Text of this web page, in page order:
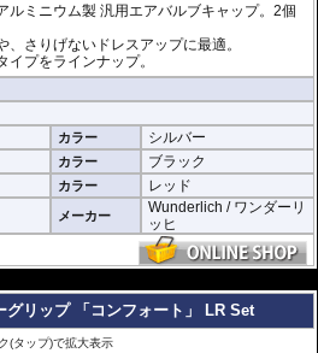
ルミニウム製 汎用エアバルブキャップ。2個
さりげないドレスアップに最適。
プをラインナップ。
カラー シルバー
カラー ブラック
カラー レッド
メーカー
Wunderlich / ワンダーリ
ッヒ
グリップ 「コンフォート」 LR Set
(タップ)で拡大表示